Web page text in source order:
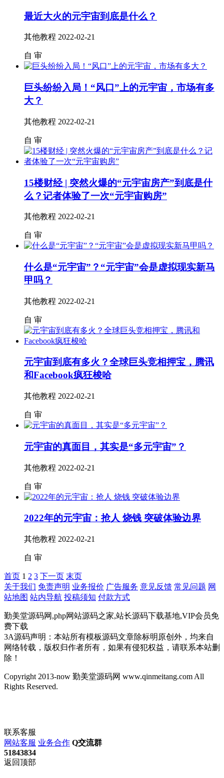
最近大火的元宇宙到底是什么？
其他教程 2022-02-21
自 审
巨头纷纷入局！“风口”上的元宇宙，市场有多
大？
其他教程 2022-02-21
自 审
15楼财经 | 突然火爆的“元宇宙房产”到底是什
么？记者体验了一次“元宇宙购房”
其他教程 2022-02-21
自 审
什么是“元宇宙”？“元宇宙”会是虚拟现实新马
甲吗？
其他教程 2022-02-21
自 审
元宇宙到底有多火？全球巨头竞相押宝，腾讯
和Facebook疯狂梭哈
其他教程 2022-02-21
自 审
元宇宙的真面目，其实是“多元宇宙”？
其他教程 2022-02-21
自 审
2022年的元宇宙：抢人 烧钱 突破体验边界
其他教程 2022-02-21
自 审
首页 1 2 3 下一页 末页
关于我们 免责声明 业务报价 广告服务 意见反馈 常见问题 网
站地图 站内导航 投稿须知 付款方式
勤美堂源码网,php网站源码之家,站长源码下载基地,VIP会员免
费下载
3A源码声明：本站所有模板源码文章除标明原创外，均来自
网络转载，版权归作者所有，如果有侵犯权益，请联系本站删
除！
Copyright 2013-now 勤美堂源码网 www.qinmeitang.com All
Rights Reserved.
联系客服
网站客服 业务合作 Q交流群
51843834
返回顶部